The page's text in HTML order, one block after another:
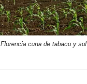
Florencia cuna de tabaco y sol